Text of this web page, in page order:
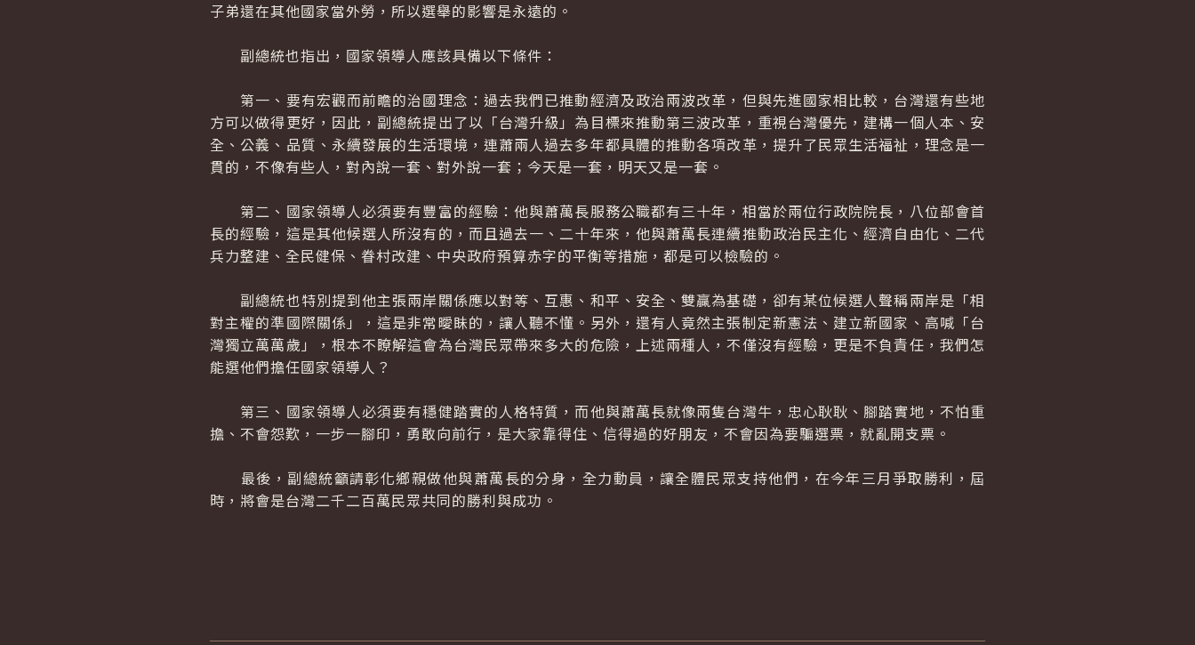
子弟還在其他國家當外勞，所以選舉的影響是永遠的。
副總統也指出，國家領導人應該具備以下條件：
第一、要有宏觀而前瞻的治國理念：過去我們已推動經濟及政治兩波改革，但與先進國家相比較，台灣還有些地
方可以做得更好，因此，副總統提出了以「台灣升級」為目標來推動第三波改革，重視台灣優先，建構一個人本、安
全、公義、品質、永續發展的生活環境，連蕭兩人過去多年都具體的推動各項改革，提升了民眾生活福祉，理念是一
貫的，不像有些人，對內說一套、對外說一套；今天是一套，明天又是一套。
第二、國家領導人必須要有豐富的經驗：他與蕭萬長服務公職都有三十年，相當於兩位行政院院長，八位部會首
長的經驗，這是其他候選人所沒有的，而且過去一、二十年來，他與蕭萬長連續推動政治民主化、經濟自由化、二代
兵力整建、全民健保、眷村改建、中央政府預算赤字的平衡等措施，都是可以檢驗的。
副總統也特別提到他主張兩岸關係應以對等、互惠、和平、安全、雙贏為基礎，卻有某位候選人聲稱兩岸是「相
對主權的準國際關係」，這是非常曖眛的，讓人聽不懂。另外，還有人竟然主張制定新憲法、建立新國家、高喊「台
灣獨立萬萬歲」，根本不瞭解這會為台灣民眾帶來多大的危險，上述兩種人，不僅沒有經驗，更是不負責任，我們怎
能選他們擔任國家領導人？
第三、國家領導人必須要有穩健踏實的人格特質，而他與蕭萬長就像兩隻台灣牛，忠心耿耿、腳踏實地，不怕重
擔、不會怨歎，一步一腳印，勇敢向前行，是大家靠得住、信得過的好朋友，不會因為要騙選票，就亂開支票。
最後，副總統籲請彰化鄉親做他與蕭萬長的分身，全力動員，讓全體民眾支持他們，在今年三月爭取勝利，屆
時，將會是台灣二千二百萬民眾共同的勝利與成功。